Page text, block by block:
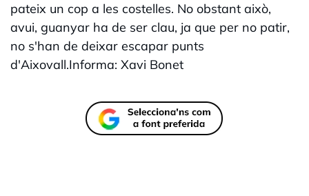
pateix un cop a les costelles. No obstant això,
avui, guanyar ha de ser clau, ja que per no patir,
no s'han de deixar escapar punts
d'Aixovall.Informa: Xavi Bonet